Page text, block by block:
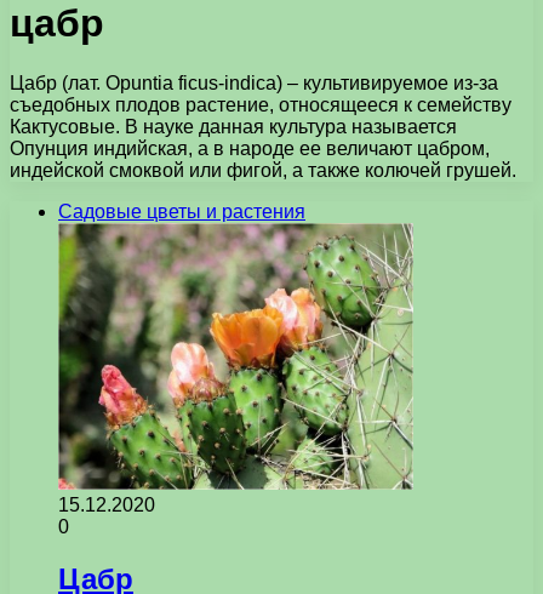
цабр
Цабр (лат. Opuntia ficus-indica) – культивируемое из-за
съедобных плодов растение, относящееся к семейству
Кактусовые. В науке данная культура называется
Опунция индийская, а в народе ее величают цабром,
индейской смоквой или фигой, а также колючей грушей.
Садовые цветы и растения
15.12.2020
0
Цабр